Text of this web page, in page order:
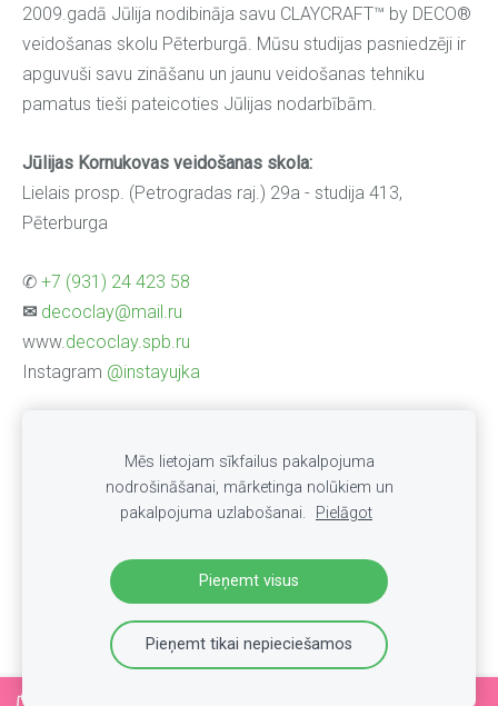
2009.gadā Jūlija nodibināja savu CLAYCRAFT™ by DECO®
veidošanas skolu Pēterburgā. Mūsu studijas pasniedzēji ir
apguvuši savu zināšanu un jaunu veidošanas tehniku
pamatus tieši pateicoties Jūlijas nodarbībām.
Jūlijas Kornukovas veidošanas skola:
Lielais prosp. (Petrogradas raj.) 29а - studija 413,
Pēterburga
✆ +7 (931) 24 423 58
✉ decoclay@mail.ru
www. decoclay.spb.ru
Instagram @instayujka
INTERNETA VEIKALS
Par veikalu
Apmaksa un Piegāde
Privātuma politika
Noteikumi
Sīkdatnes
Mēs lietojam sīkfailus pakalpojuma
nodrošināšanai, mārketinga nolūkiem un
pakalpojuma uzlabošanai.
Pielāgot
Pieņemt visus
Pieņemt tikai nepieciešamos